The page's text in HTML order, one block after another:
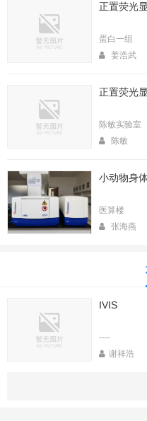
正置荧光
蛋白一组
姜浩武
正置荧光
陈敏实验室
陈敏
小动物身
医算楼
张海燕
IVIS
----
谢祥浩